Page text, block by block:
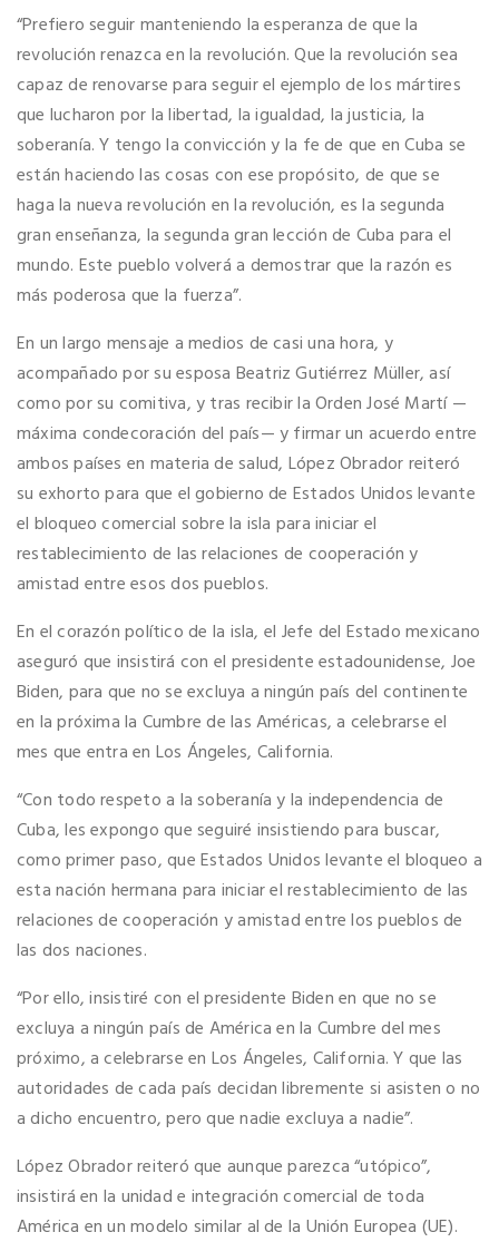
“Prefiero seguir manteniendo la esperanza de que la
revolución renazca en la revolución. Que la revolución sea
capaz de renovarse para seguir el ejemplo de los mártires
que lucharon por la libertad, la igualdad, la justicia, la
soberanía. Y tengo la convicción y la fe de que en Cuba se
están haciendo las cosas con ese propósito, de que se
haga la nueva revolución en la revolución, es la segunda
gran enseñanza, la segunda gran lección de Cuba para el
mundo. Este pueblo volverá a demostrar que la razón es
más poderosa que la fuerza”.
En un largo mensaje a medios de casi una hora, y
acompañado por su esposa Beatriz Gutiérrez Müller, así
como por su comitiva, y tras recibir la Orden José Martí —
máxima condecoración del país— y firmar un acuerdo entre
ambos países en materia de salud, López Obrador reiteró
su exhorto para que el gobierno de Estados Unidos levante
el bloqueo comercial sobre la isla para iniciar el
restablecimiento de las relaciones de cooperación y
amistad entre esos dos pueblos.
En el corazón político de la isla, el Jefe del Estado mexicano
aseguró que insistirá con el presidente estadounidense, Joe
Biden, para que no se excluya a ningún país del continente
en la próxima la Cumbre de las Américas, a celebrarse el
mes que entra en Los Ángeles, California.
“Con todo respeto a la soberanía y la independencia de
Cuba, les expongo que seguiré insistiendo para buscar,
como primer paso, que Estados Unidos levante el bloqueo a
esta nación hermana para iniciar el restablecimiento de las
relaciones de cooperación y amistad entre los pueblos de
las dos naciones.
“Por ello, insistiré con el presidente Biden en que no se
excluya a ningún país de América en la Cumbre del mes
próximo, a celebrarse en Los Ángeles, California. Y que las
autoridades de cada país decidan libremente si asisten o no
a dicho encuentro, pero que nadie excluya a nadie”.
López Obrador reiteró que aunque parezca “utópico”,
insistirá en la unidad e integración comercial de toda
América en un modelo similar al de la Unión Europea (UE).